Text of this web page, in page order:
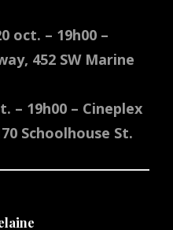
oct. – 19h00 –
452 SW Marine
– 19h00 – Cineplex
Schoolhouse St.